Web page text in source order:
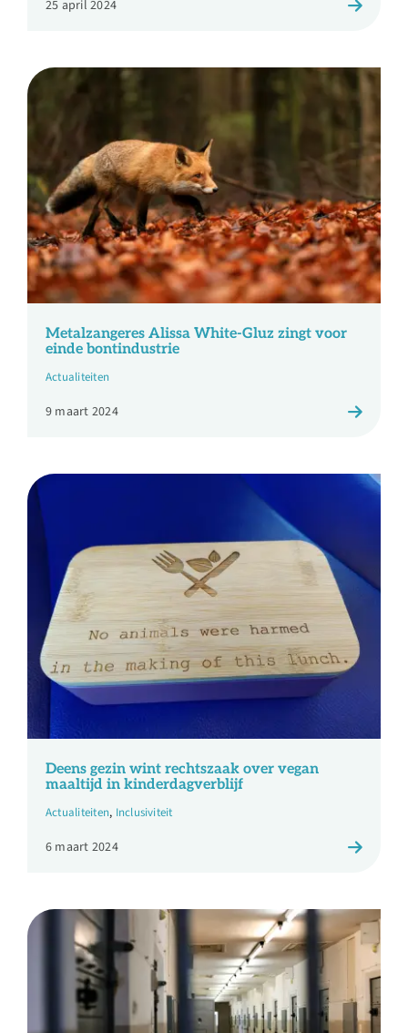
25 april 2024
Metalzangeres Alissa White-Gluz zingt voor
einde bontindustrie
Actualiteiten
9 maart 2024
Deens gezin wint rechtszaak over vegan
maaltijd in kinderdagverblijf
Actualiteiten, Inclusiviteit
6 maart 2024